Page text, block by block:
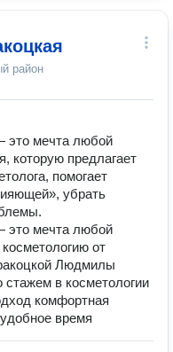
район
это мечта любой
которую предлагает
помогает
убрать
это мечта любой
от
Людмилы
в косметологии
комфортная
время